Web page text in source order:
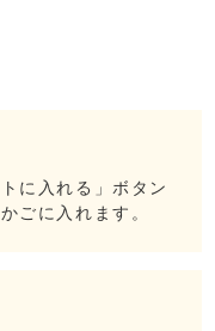
に入れる」ボタン
ごに入れます。